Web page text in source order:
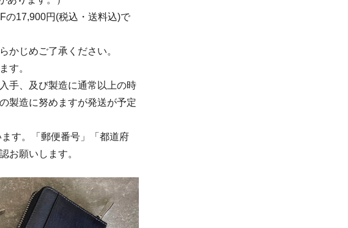
の17,900円(税込・送料込)で
かじめご了承ください。
す。
手、及び製造に通常以上の時
製造に努めますが発送が予定
す。「郵便番号」「都道府
お願いします。